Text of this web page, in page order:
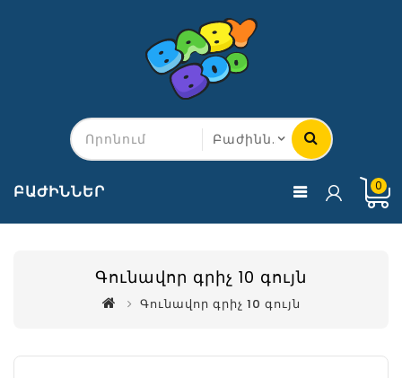
ԲԱԺԻՆՆԵՐ 0
Գունավոր գրիչ 10 գույն
Գունավոր գրիչ 10 գույն